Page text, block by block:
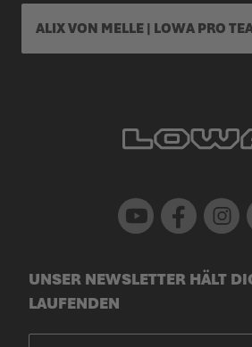
ALIX VON MELLE | LOWA PRO
Youtube Facebook Instagram
UNSER NEWSLETTER HÄLT
LAUFENDEN